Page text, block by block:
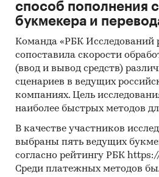
Оценка факторов
привлекательности
Прогноз развития
программирования для
Выводы по
Источники информации:
Базы данных
статистики
Данные налоговой
способ пополнения
букмекера и
Команда «РБК Исследований
сопоставила скорости
(ввод и вывод средств)
сценариев в ведущих
компаниях. Цель
наиболее быстрых методов
В качестве участников
выбраны пять ведущих
согласно рейтингу РБК
Среди платежных методов